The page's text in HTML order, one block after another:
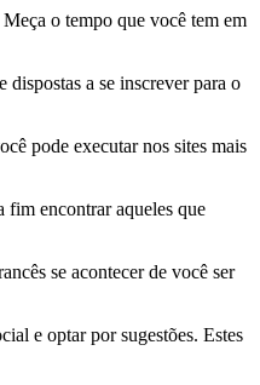
o tempo que você tem em
dispostas a se inscrever para o
pode executar nos sites mais
fim encontrar aqueles que
se acontecer de você ser
e optar por sugestões. Estes